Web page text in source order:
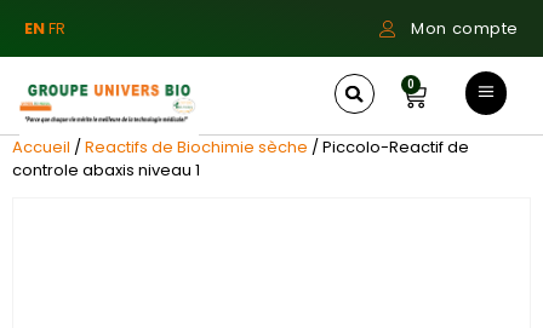
ENFR Mon compte
0
Accueil /Reactifs de Biochimie sèche / Piccolo-Reactif de
controle abaxis niveau 1